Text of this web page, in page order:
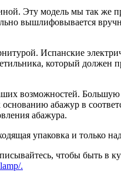
Эту модель мы так
вышлифовывается
Испанские
который
возможностей.
абажур в
абажура.
упаковка и только
чтобы быть в
.